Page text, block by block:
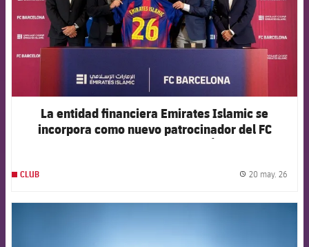
La entidad financiera Emirates Islamic se
incorpora como nuevo patrocinador del FC
CLUB 20 may. 26